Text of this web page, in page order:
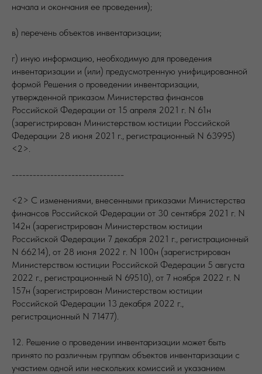
начала и окончания ее проведения);
в) перечень объектов инвентаризации;
г) иную информацию, необходимую для проведения
инвентаризации и (или) предусмотренную унифицированной
формой Решения о проведении инвентаризации,
утвержденной приказом Министерства финансов
Российской Федерации от 15 апреля 2021 г. N 61н
(зарегистрирован Министерством юстиции Российской
Федерации 28 июня 2021 г., регистрационный N 63995)
<2>.
--------------------------------
<2> С изменениями, внесенными приказами Министерства
финансов Российской Федерации от 30 сентября 2021 г. N
142н (зарегистрирован Министерством юстиции
Российской Федерации 7 декабря 2021 г., регистрационный
N 66214), от 28 июня 2022 г. N 100н (зарегистрирован
Министерством юстиции Российской Федерации 5 августа
2022 г., регистрационный N 69510), от 7 ноября 2022 г. N
157н (зарегистрирован Министерством юстиции
Российской Федерации 13 декабря 2022 г.,
регистрационный N 71477).
12. Решение о проведении инвентаризации может быть
принято по различным группам объектов инвентаризации с
участием одной или нескольких комиссий и указанием